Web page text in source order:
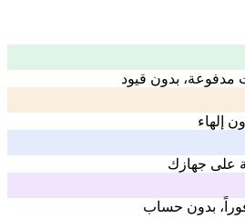
مدفوعة، بدون قيود
إلهاء
على جهازك
فوراً، بدون حساب